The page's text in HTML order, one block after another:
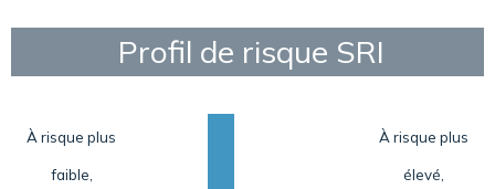
Profil de risque SRI
À risque plus
faible,
À risque plus
élevé,